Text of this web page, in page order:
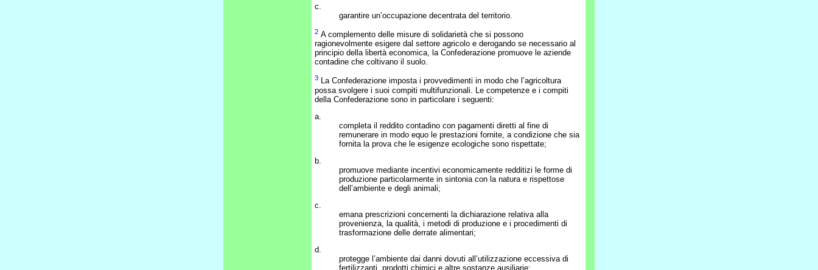
c.
garantire un’occupazione decentrata del territorio.
2 A complemento delle misure di solidarietà che si possono
ragionevolmente esigere dal settore agricolo e derogando se necessario al
principio della libertà economica, la Confederazione promuove le aziende
contadine che coltivano il suolo.
3 La Confederazione imposta i provvedimenti in modo che l’agricoltura
possa svolgere i suoi compiti multifunzionali. Le competenze e i compiti
della Confederazione sono in particolare i seguenti:
a.
completa il reddito contadino con pagamenti diretti al fine di
remunerare in modo equo le prestazioni fornite, a condizione che sia
fornita la prova che le esigenze ecologiche sono rispettate;
b.
promuove mediante incentivi economicamente redditizi le forme di
produzione particolarmente in sintonia con la natura e rispettose
dell’ambiente e degli animali;
c.
emana prescrizioni concernenti la dichiarazione relativa alla
provenienza, la qualità, i metodi di produzione e i procedimenti di
trasformazione delle derrate alimentari;
d.
protegge l’ambiente dai danni dovuti all’utilizzazione eccessiva di
fertilizzanti, prodotti chimici e altre sostanze ausiliarie;